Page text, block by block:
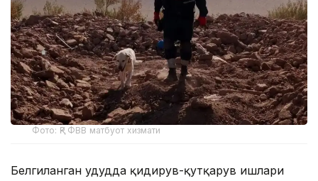
Фото: ҚР ФВВ матбуот хизмати
Белгиланган ҳудудда қидирув-қутқарув ишлари